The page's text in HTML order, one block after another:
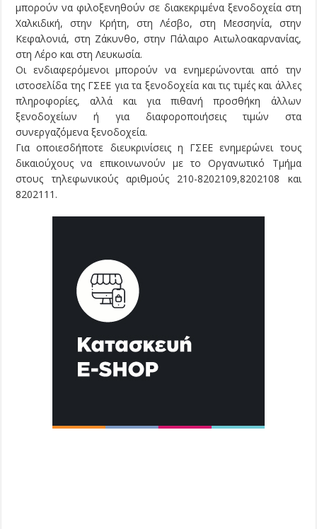
μπορούν να φιλοξενηθούν σε διακεκριμένα ξενοδοχεία στη
Χαλκιδική, στην Κρήτη, στη Λέσβο, στη Μεσσηνία, στην
Κεφαλονιά, στη Ζάκυνθο, στην Πάλαιρο Αιτωλοακαρνανίας,
στη Λέρο και στη Λευκωσία.
Οι ενδιαφερόμενοι μπορούν να ενημερώνονται από την
ιστοσελίδα της ΓΣΕΕ για τα ξενοδοχεία και τις τιμές και άλλες
πληροφορίες, αλλά και για πιθανή προσθήκη άλλων
ξενοδοχείων ή για διαφοροποιήσεις τιμών στα
συνεργαζόμενα ξενοδοχεία.
Για οποιεσδήποτε διευκρινίσεις η ΓΣΕΕ ενημερώνει τους
δικαιούχους να επικοινωνούν με το Οργανωτικό Τμήμα
στους τηλεφωνικούς αριθμούς 210-8202109,8202108 και
8202111.